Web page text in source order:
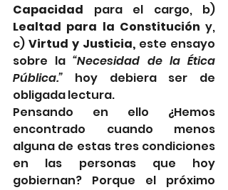
Capacidad
Lealtad para la Constitución y,
c) Virtud y Justicia, este ensayo
sobre la “Necesidad de la Ética
Pública.” hoy debiera ser de
obligada lectura.
Pensando en ello ¿Hemos
encontrado cuando menos
alguna de estas tres condiciones
en las personas que hoy
gobiernan? Porque el próximo